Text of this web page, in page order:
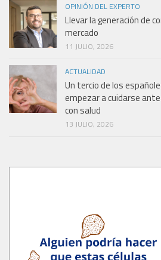
OPINIÓN DEL EXPERTO
Llevar la generación de
mercado
11 JULIO, 2026
ACTUALIDAD
Un tercio de los
empezar a cuidarse
con salud
13 JULIO, 2026